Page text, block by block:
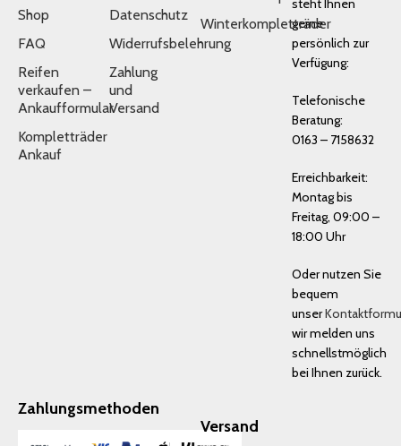
Shop
FAQ
Reifen
verkaufen –
Ankaufformular
Kompletträder
Ankauf
Datenschutz
Widerrufsbelehrung
Zahlung
und
Versand
Winterkompletträder
steht Ihnen
gerne
persönlich zur
Verfügung:
Telefonische
Beratung:
0163 – 7158632
Erreichbarkeit:
Montag bis
Freitag, 09:00 –
18:00 Uhr
Oder nutzen Sie
bequem
unser
wir melden uns
schnellstmöglich
bei Ihnen zurück.
Zahlungsmethoden
Versand